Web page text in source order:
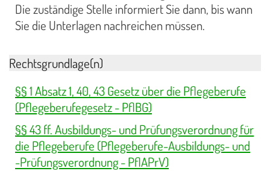
Die zuständige Stelle informiert Sie dann, bis wann
Sie die Unterlagen nachreichen müssen.
Rechtsgrundlage(n)
§§ 1 Absatz 1, 40, 43 Gesetz über die Pflegeberufe
(Pflegeberufegesetz - PflBG)
§§ 43 ff. Ausbildungs- und Prüfungsverordnung für
die Pflegeberufe (Pflegeberufe-Ausbildungs- und
-Prüfungsverordnung - PflAPrV)